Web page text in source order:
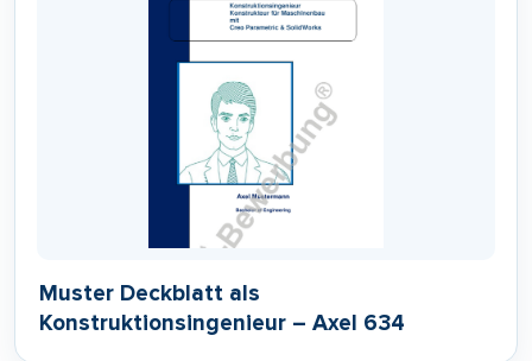
Muster Deckblatt als
Konstruktionsingenieur – Axel 634